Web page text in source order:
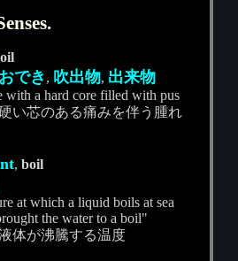
おでき , 吹出物, 出来物
with a hard core filled with pus
い芯のある痛みを伴う腫れ
,boil
at which a liquid boils at sea
the water to a boil"
体が沸騰する温度